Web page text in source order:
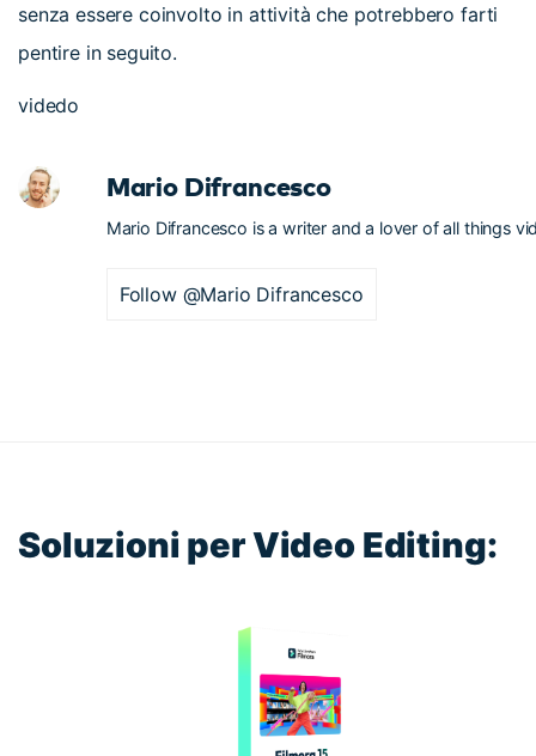
senza essere coinvolto in attività che potrebbero farti
pentire in seguito.
videdo
Mario Difrancesco
Mario Difrancesco is a writer and a lover of all things
Follow @Mario Difrancesco
Soluzioni per Video Editing: